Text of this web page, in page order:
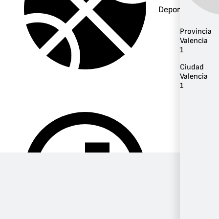
Deportes
Provincia
Valencia
1
Ciudad
Valencia
1